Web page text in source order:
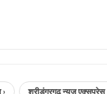
श्रीडूंगरगढ़ न्यूज़ एक्सप्रेस ›